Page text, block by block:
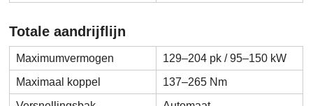
Totale aandrijflijn
Maximumvermogen
129–204 pk / 95–150 kW
Maximaal koppel
137–265 Nm